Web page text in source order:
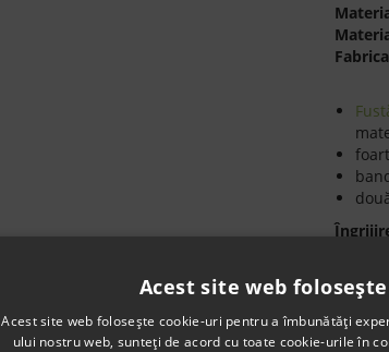
nu
Acest site web
Acest site web folosește cookie-uri pentru a îmbunătăți
ului nostru web, sunteți de acord cu toate cookie-urile în